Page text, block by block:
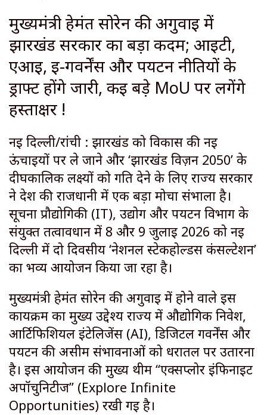
मुख्यमंत्री हेमंत सोरेन की अगुवाई में
झारखंड सरकार का बड़ा कदम; आईटी,
एआई, ई-गवर्नेंस और पर्यटन नीतियों के
ड्राफ्ट होंगे जारी, कई बड़े MoU पर लगेंगे
हस्ताक्षर !
नई दिल्ली/रांची : झारखंड को विकास की नई
ऊंचाइयों पर ले जाने और ‘झारखंड विज़न 2050’ के
दीर्घकालिक लक्ष्यों को गति देने के लिए राज्य सरकार
ने देश की राजधानी में एक बड़ा मोर्चा संभाला है।
सूचना प्रौद्योगिकी (IT), उद्योग और पर्यटन विभाग के
संयुक्त तत्वावधान में 8 और 9 जुलाई 2026 को नई
दिल्ली में दो दिवसीय ‘नेशनल स्टेकहोल्डर्स कंसल्टेशन’
का भव्य आयोजन किया जा रहा है।
मुख्यमंत्री हेमंत सोरेन की अगुवाई में होने वाले इस
कार्यक्रम का मुख्य उद्देश्य राज्य में औद्योगिक निवेश,
आर्टिफिशियल इंटेलिजेंस (AI), डिजिटल गवर्नेंस और
पर्यटन की असीम संभावनाओं को धरातल पर उतारना
है। इस आयोजन की मुख्य थीम “एक्सप्लोर इंफिनाइट
अपॉर्चुनिटीज” (Explore Infinite
Opportunities) रखी गई है।